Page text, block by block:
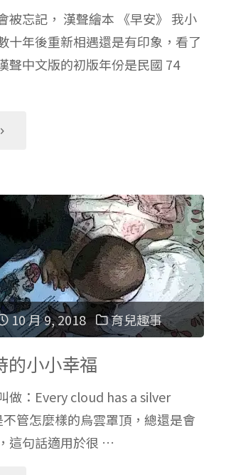
被忘記， 漢聲繪本 《早安》 我小
十年後重新相遇還是有印象，看了
聲中文版的初版年份是民國 74
"療
：
10 月 9, 2018 育兒趣事
的小小幸福
做：Every cloud has a silver
管怎麼樣的烏雲罩頂，總還是會
這句話適用於很 …